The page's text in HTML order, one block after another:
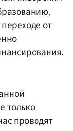
от
только
проводят